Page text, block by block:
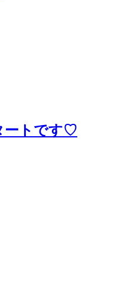
ートです♡